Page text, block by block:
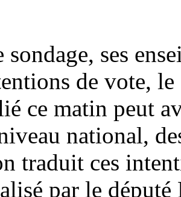
sondage, ses
de vote,
ce matin peut
national,
traduit ces
par le